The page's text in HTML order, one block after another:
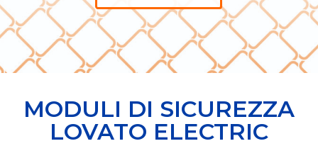
MODULI DI SICUREZZA
LOVATO ELECTRIC